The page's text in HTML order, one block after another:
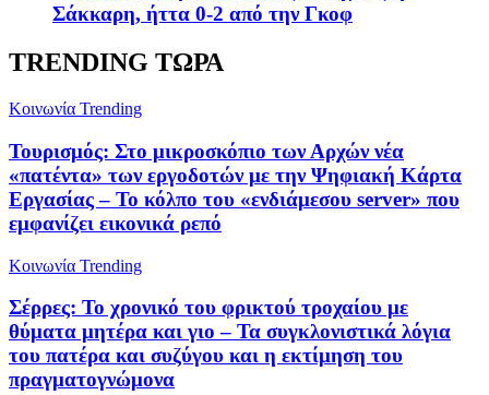
Σάκκαρη, ήττα 0-2 από την Γκοφ
TRENDING ΤΩΡΑ
Κοινωνία Trending
Τουρισμός: Στο μικροσκόπιο των Αρχών νέα
«πατέντα» των εργοδοτών με την Ψηφιακή Κάρτα
Εργασίας – Το κόλπο του «ενδιάμεσου server» που
εμφανίζει εικονικά ρεπό
Κοινωνία Trending
Σέρρες: Το χρονικό του φρικτού τροχαίου με
θύματα μητέρα και γιο – Τα συγκλονιστικά λόγια
του πατέρα και συζύγου και η εκτίμηση του
πραγματογνώμονα